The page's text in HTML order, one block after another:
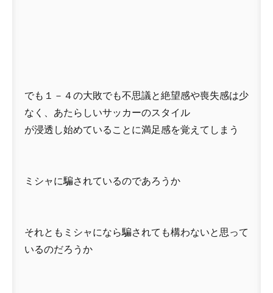
でも１－４の大敗でも不思議と絶望感や喪失感は少
なく、あたらしいサッカーのスタイル
が浸透し始めていることに満足感を覚えてしまう
ミシャに騙されているのであろうか
それともミシャになら騙されても構わないと思って
いるのだろうか